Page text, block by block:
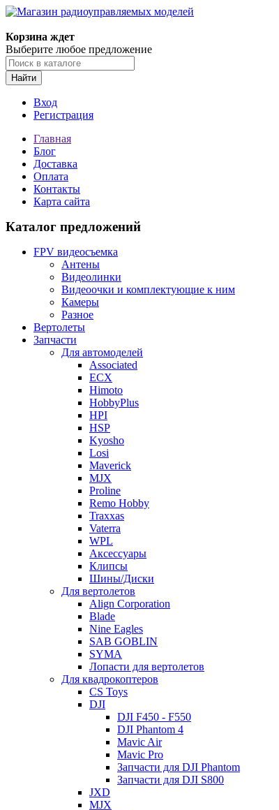
Корзина ждет
Выберите любое предложение
Найти
Вход
Регистрация
Главная
Блог
Доставка
Оплата
Контакты
Карта сайта
Каталог предложений
FPV видеосъемка
Антены
Видеолинки
Видеоочки и комплектующие к ним
Камеры
Разное
Вертолеты
Запчасти
Для автомоделей
Associated
ECX
Himoto
HobbyPlus
HPI
HSP
Kyosho
Losi
Maverick
MJX
Proline
Remo Hobby
Traxxas
Vaterra
WPL
Аксессуары
Клипсы
Шины/Диски
Для вертолетов
Align Corporation
Blade
Nine Eagles
SAB GOBLIN
SYMA
Лопасти для вертолетов
Для квадрокоптеров
CS Toys
DJI
DJI F450 - F550
DJI Phantom 4
Mavic Air
Mavic Pro
Запчасти для DJI Phantom
Запчасти для DJI S800
JXD
MJX